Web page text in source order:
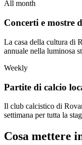
All month
Concerti e mostre
La casa della cultura di
annuale nella luminosa
Weekly
Partite di calcio
Il club calcistico di
settimana per tutta la
Cosa mettere